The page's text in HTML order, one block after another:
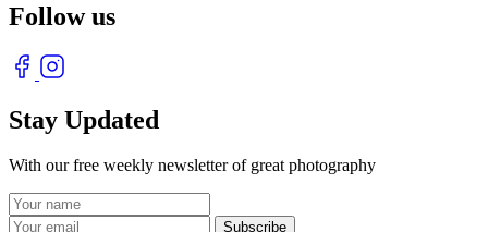
Follow us
Stay Updated
With our free weekly newsletter of great photography